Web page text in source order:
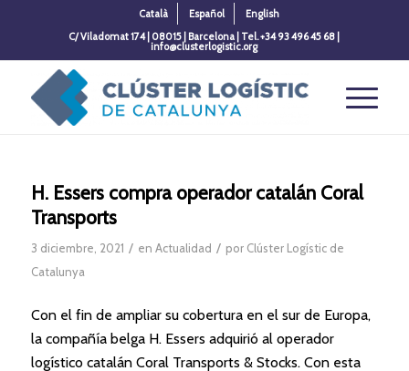
Català Español
English
C/ Viladomat 174 | 08015 | Barcelona | Tel. +34 93 496 45 68 |
info@clusterlogistic.org
H. Essers compra operador catalán Coral
Transports
3 diciembre, 2021 / en Actualidad / por Clúster Logístic de
Catalunya
Con el fin de ampliar su cobertura en el sur de Europa,
la compañía belga H. Essers adquirió al operador
logístico catalán Coral Transports & Stocks. Con esta